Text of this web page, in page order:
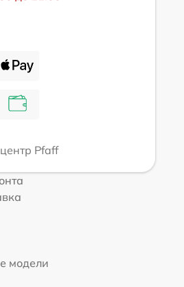
Pfaff
модели